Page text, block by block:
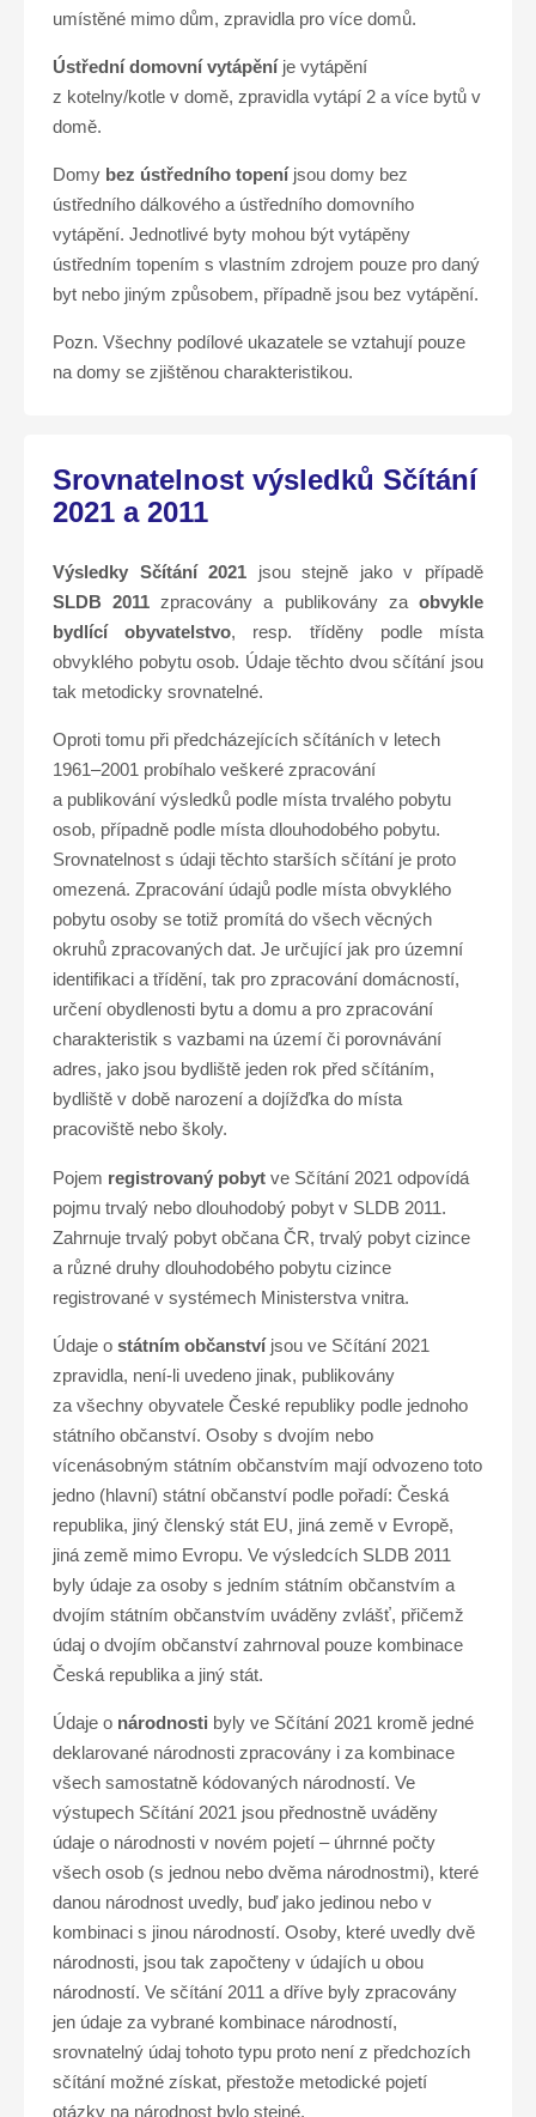
umístěné mimo dům, zpravidla pro více domů.
Ústřední domovní vytápěníje vytápění
z kotelny/kotle v domě, zpravidla vytápí 2 a více bytů v
domě.
Domy bez ústředního topeníjsou domy bez
ústředního dálkového a ústředního domovního
vytápění. Jednotlivé byty mohou být vytápěny
ústředním topením s vlastním zdrojem pouze pro daný
byt nebo jiným způsobem, případně jsou bez vytápění.
Pozn. Všechny podílové ukazatele se vztahují pouze
na domy se zjištěnou charakteristikou.
Srovnatelnost výsledků Sčítání
2021 a 2011
Výsledky Sčítání 2021 jsou stejně jako v případě
SLDB 2011 zpracovány a publikovány za obvykle
bydlící obyvatelstvo, resp. tříděny podle místa
obvyklého pobytu osob. Údaje těchto dvou sčítání jsou
tak metodicky srovnatelné.
Oproti tomu při předcházejících sčítáních v letech
1961–2001 probíhalo veškeré zpracování
a publikování výsledků podle místa trvalého pobytu
osob, případně podle místa dlouhodobého pobytu.
Srovnatelnost s údaji těchto starších sčítání je proto
omezená. Zpracování údajů podle místa obvyklého
pobytu osoby se totiž promítá do všech věcných
okruhů zpracovaných dat. Je určující jak pro územní
identifikaci a třídění, tak pro zpracování domácností,
určení obydlenosti bytu a domu a pro zpracování
charakteristik s vazbami na území či porovnávání
adres, jako jsou bydliště jeden rok před sčítáním,
bydliště v době narození a dojížďka do místa
pracoviště nebo školy.
Pojem registrovaný pobyt ve Sčítání 2021 odpovídá
pojmu trvalý nebo dlouhodobý pobyt v SLDB 2011.
Zahrnuje trvalý pobyt občana ČR, trvalý pobyt cizince
a různé druhy dlouhodobého pobytu cizince
registrované v systémech Ministerstva vnitra.
Údaje o státním občanstvíjsou ve Sčítání 2021
zpravidla, není-li uvedeno jinak, publikovány
za všechny obyvatele České republiky podle jednoho
státního občanství. Osoby s dvojím nebo
vícenásobným státním občanstvím mají odvozeno toto
jedno (hlavní) státní občanství podle pořadí: Česká
republika, jiný členský stát EU, jiná země v Evropě,
jiná země mimo Evropu. Ve výsledcích SLDB 2011
byly údaje za osoby s jedním státním občanstvím a
dvojím státním občanstvím uváděny zvlášť, přičemž
údaj o dvojím občanství zahrnoval pouze kombinace
Česká republika a jiný stát.
Údaje o národnosti byly ve Sčítání 2021 kromě jedné
deklarované národnosti zpracovány i za kombinace
všech samostatně kódovaných národností. Ve
výstupech Sčítání 2021 jsou přednostně uváděny
údaje o národnosti v novém pojetí – úhrnné počty
všech osob (s jednou nebo dvěma národnostmi), které
danou národnost uvedly, buď jako jedinou nebo v
kombinaci s jinou národností. Osoby, které uvedly dvě
národnosti, jsou tak započteny v údajích u obou
národností. Ve sčítání 2011 a dříve byly zpracovány
jen údaje za vybrané kombinace národností,
srovnatelný údaj tohoto typu proto není z předchozích
sčítání možné získat, přestože metodické pojetí
otázky na národnost bylo stejné.